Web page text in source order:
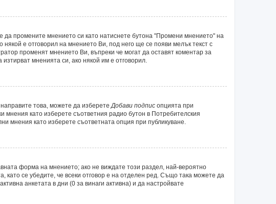
промените мнението си като натиснете бутона "Промени мнението" на
е отговорил на мнението Ви, под него ще се появи мелък текст с
променят мнението Ви, въпреки че могат да оставят коментар за
мненията си, ако някой им е отговорил.
това, можете да изберете Добави подпис опцията при
като изберете съответния радио бутон в Потребителския
мнения като изберете съответната опция при публикуване.
форма на мнението; ако не виждате този раздел, най-вероятно
като се убедите, че всеки отговор е на отделен ред. Също така можете да
анкетата в дни (0 за винаги активна) и да настройвате